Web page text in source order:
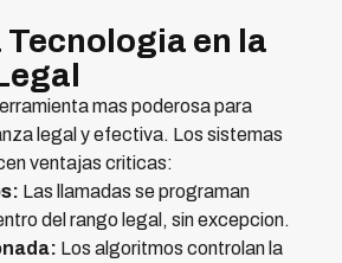
Tecnologia en la
mas poderosa para
legal y efectiva. Los sistemas
ventajas criticas:
Las llamadas se programan
del rango legal, sin excepcion.
Los algoritmos controlan la